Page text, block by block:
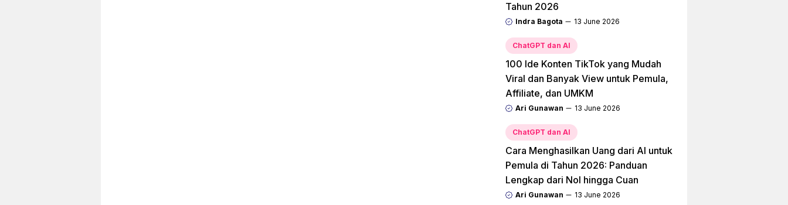
Tahun 2026
Indra Bagota 13 June 2026
ChatGPT dan AI
100 Ide Konten TikTok yang Mudah
Viral dan Banyak View untuk Pemula,
Affiliate, dan UMKM
Ari Gunawan 13 June 2026
ChatGPT dan AI
Cara Menghasilkan Uang dari AI untuk
Pemula di Tahun 2026: Panduan
Lengkap dari Nol hingga Cuan
Ari Gunawan 13 June 2026